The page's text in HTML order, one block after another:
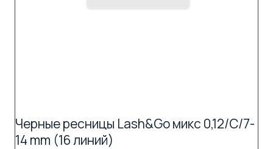
Черные ресницы Lash&Go микс 0,12/C/7-
14 mm (16 линий)